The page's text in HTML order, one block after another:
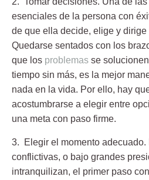
esenciales de la persona con
de que ella decide, elige y dirige
Quedarse sentados con los
que los problemas se
tiempo sin más, es la mejor
nada en la vida. Por ello, hay
acostumbrarse a elegir entre
una meta con paso firme.
3. Elegir el momento adecuado.
conflictivas, o bajo grandes
intranquilizan, el primer paso